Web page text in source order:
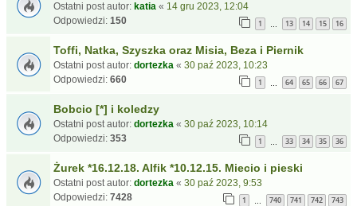
Ostatni post autor: katia « 14 gru 2023, 12:04
Odpowiedzi: 150 1 13 14 15 16
Toffi, Natka, Szyszka oraz Misia, Beza i Piernik
Ostatni post autor: dortezka « 30 paź 2023, 10:23
Odpowiedzi: 660 1 64 65 66 67
Bobcio [*] i koledzy
Ostatni post autor: dortezka « 30 paź 2023, 10:14
Odpowiedzi: 353 1 33 34 35 36
Żurek *16.12.18. Alfik *10.12.15. Miecio i pieski
Ostatni post autor: dortezka « 30 paź 2023, 9:53
Odpowiedzi: 7428 1 740 741 742 743